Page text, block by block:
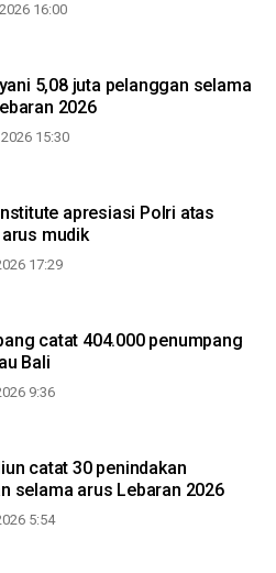
16:00
5,08 juta pelanggan selama
2026
15:30
apresiasi Polri atas
mudik
17:29
catat 404.000 penumpang
Bali
9:36
catat 30 penindakan
selama arus Lebaran 2026
5:54